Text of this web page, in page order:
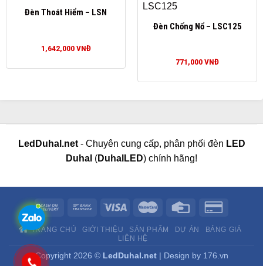
Đèn Thoát Hiểm – LSN
1,642,000VNĐ
Đèn Chống Nổ – LSC125
771,000VNĐ
LedDuhal.net- Chuyên cung cấp, phân phối đèn LED
Duhal (DuhalLED) chính hãng!
TRANG CHỦ GIỚI THIỆU SẢN PHẨM DỰ ÁN
BẢNG GIÁ
LIÊN HỆ
Copyright 2026 © LedDuhal.net| Design by 176.vn